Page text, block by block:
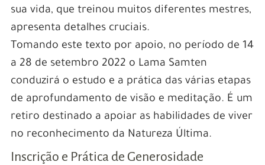
sua vida, que treinou muitos diferentes mestres,
apresenta detalhes cruciais.
Tomando este texto por apoio, no período de 14
a 28 de setembro 2022 o Lama Samten
conduzirá o estudo e a prática das várias etapas
de aprofundamento de visão e meditação. É um
retiro destinado a apoiar as habilidades de viver
no reconhecimento da Natureza Última.
Inscrição e Prática de Generosidade